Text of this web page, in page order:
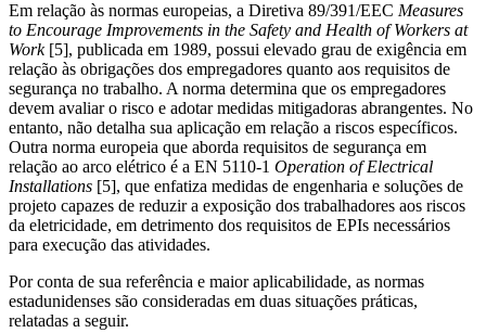
Em relação às normas europeias, a Diretiva 89/391/EEC Measures
to Encourage Improvements in the Safety and Health of Workers at
Work[5], publicada em 1989, possui elevado grau de exigência em
relação às obrigações dos empregadores quanto aos requisitos de
segurança no trabalho. A norma determina que os empregadores
devem avaliar o risco e adotar medidas mitigadoras abrangentes. No
entanto, não detalha sua aplicação em relação a riscos específicos.
Outra norma europeia que aborda requisitos de segurança em
relação ao arco elétrico é a EN 5110-1 Operation of Electrical
Installations [5], que enfatiza medidas de engenharia e soluções de
projeto capazes de reduzir a exposição dos trabalhadores aos riscos
da eletricidade, em detrimento dos requisitos de EPIs necessários
para execução das atividades.
Por conta de sua referência e maior aplicabilidade, as normas
estadunidenses são consideradas em duas situações práticas,
relatadas a seguir.